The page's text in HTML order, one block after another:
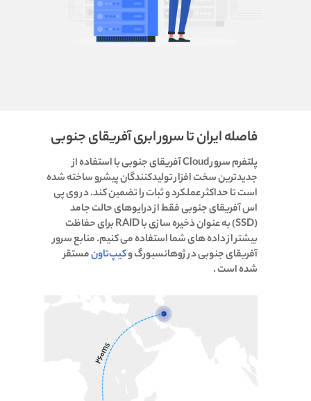
فاصله ایران تا سرور ابری آفریقای جنوبی
پلتفرم سرور Cloud آفریقای جنوبی با استفاده از
جدیدترین سخت افزار تولیدکنندگان پیشرو ساخته شده
است تا حداکثر عملکرد و ثبات را تضمین کند. در وی پی
اس آفریقای جنوبی فقط از درایوهای حالت جامد
(SSD) به عنوان ذخیره سازی با RAID برای حفاظت
بیشتر از داده های شما استفاده می کنیم. منابع سرور
آفریقای جنوبی در ژوهانسبورگ وکیپ‌تاونمستقر
شده است .